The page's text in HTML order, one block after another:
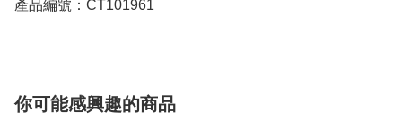
產品編號：CT101961
你可能感興趣的商品